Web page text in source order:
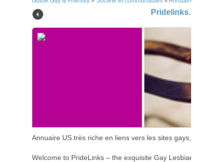
Pridelinks.com
Annuaire US très riche en liens vers les sites gays,
Welcome to PrideLinks – the exquisite Gay Lesbian Bi and